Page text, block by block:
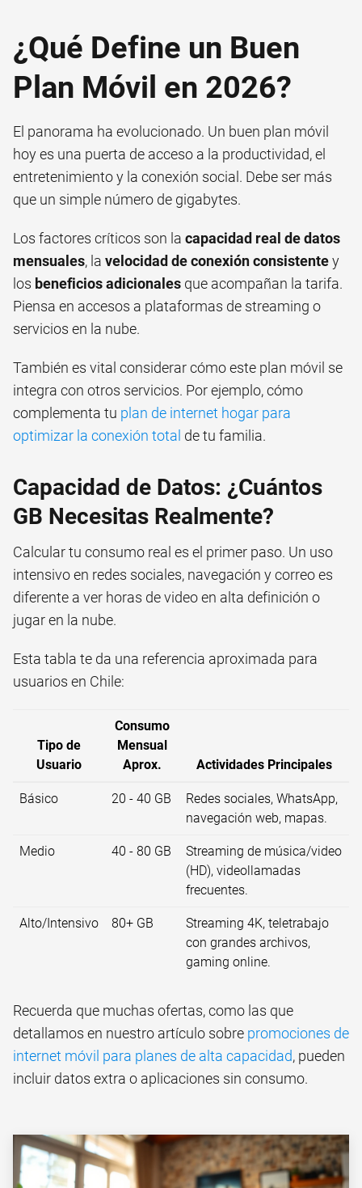
¿Qué Define un Buen
Plan Móvil en 2026?
El panorama ha evolucionado. Un buen plan móvil
hoy es una puerta de acceso a la productividad, el
entretenimiento y la conexión social. Debe ser más
que un simple número de gigabytes.
Los factores críticos son la capacidad real de datos
mensuales, la velocidad de conexión consistentey
los beneficios adicionales que acompañan la tarifa.
Piensa en accesos a plataformas de streaming o
servicios en la nube.
También es vital considerar cómo este plan móvil se
integra con otros servicios. Por ejemplo, cómo
complementa tu plan de internet hogar para
optimizar la conexión total de tu familia.
Capacidad de Datos: ¿Cuántos
GB Necesitas Realmente?
Calcular tu consumo real es el primer paso. Un uso
intensivo en redes sociales, navegación y correo es
diferente a ver horas de video en alta definición o
jugar en la nube.
Esta tabla te da una referencia aproximada para
usuarios en Chile:
Tipo de
Usuario
Consumo
Mensual
Aprox.
Actividades Principales
Básico 20 - 40 GB
Redes sociales, WhatsApp,
navegación web, mapas.
Medio 40 - 80 GB
Streaming de música/video
(HD), videollamadas
frecuentes.
Alto/Intensivo 80+ GB
Streaming 4K, teletrabajo
con grandes archivos,
gaming online.
Recuerda que muchas ofertas, como las que
detallamos en nuestro artículo sobre promociones de
internet móvil para planes de alta capacidad, pueden
incluir datos extra o aplicaciones sin consumo.